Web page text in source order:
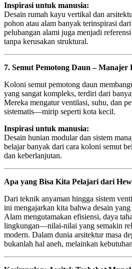
Inspirasi untuk manusia:
Desain rumah kayu vertikal dan
pohon atau alam banyak terinspirasi
pelubangan alami juga menjadi
tanpa kerusakan struktural.
7. Semut Pemotong Daun – Manajer
Koloni semut pemotong daun
yang sangat kompleks, terdiri dari
Mereka mengatur ventilasi, suhu, dan
sistematis—mirip seperti kota kecil.
Inspirasi untuk manusia:
Desain hunian modular dan sistem
belajar banyak dari cara koloni semut
dan keberlanjutan.
Apa yang Bisa Kita Pelajari dari
Dari teknik anyaman hingga sistem
ini mengajarkan kita bahwa desain
Alam mengutamakan efisiensi, daya
lingkungan—nilai-nilai yang semakin
modern. Dalam dunia arsitektur masa
bukanlah hal aneh, melainkan